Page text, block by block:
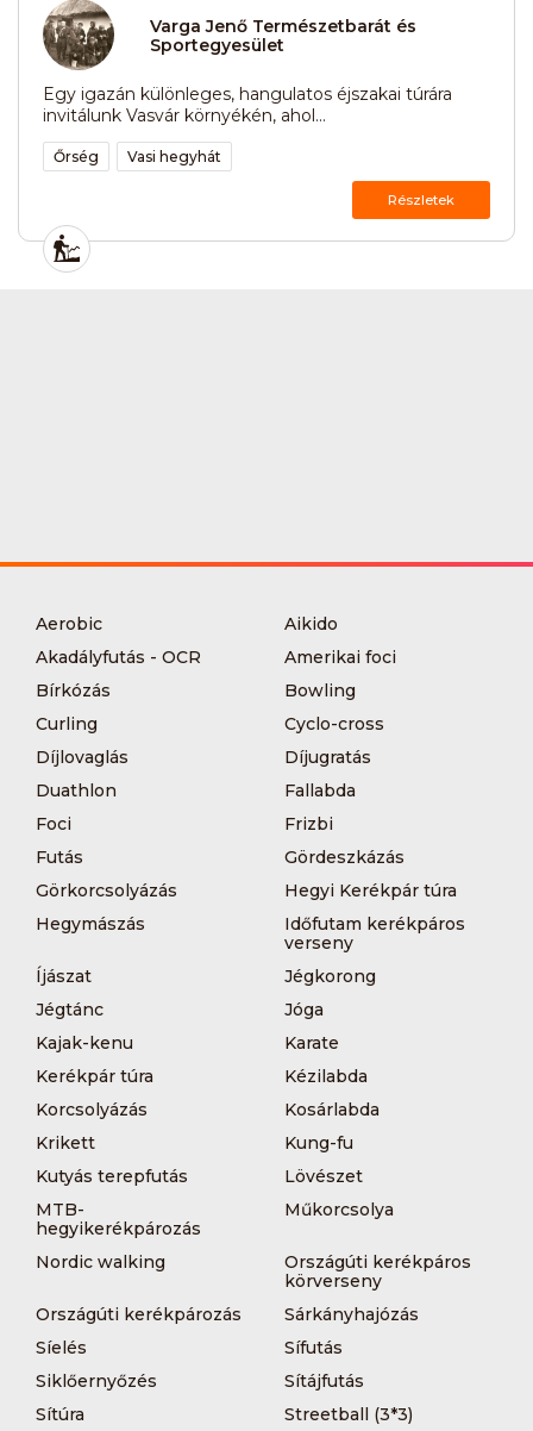
Varga Jenő Természetbarát és
Sportegyesület
Egy igazán különleges, hangulatos éjszakai túrára
invitálunk Vasvár környékén, ahol...
Őrség Vasi hegyhát
Részletek
Aerobic
Aikido
Akadályfutás - OCR
Amerikai foci
Bírkózás
Bowling
Curling
Cyclo-cross
Díjlovaglás
Díjugratás
Duathlon
Fallabda
Foci
Frizbi
Futás
Gördeszkázás
Görkorcsolyázás
Hegyi Kerékpár túra
Hegymászás
Időfutam kerékpáros
verseny
Íjászat
Jégkorong
Jégtánc
Jóga
Kajak-kenu
Karate
Kerékpár túra
Kézilabda
Korcsolyázás
Kosárlabda
Krikett
Kung-fu
Kutyás terepfutás
Lövészet
MTB-
hegyikerékpározás
Műkorcsolya
Nordic walking
Országúti kerékpáros
körverseny
Országúti kerékpározás
Sárkányhajózás
Síelés
Sífutás
Siklőernyőzés
Sítájfutás
Sítúra
Streetball (3*3)